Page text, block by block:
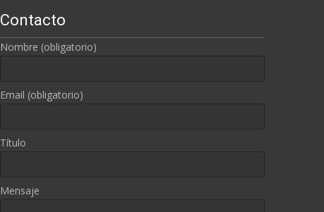
Contacto
Nombre (obligatorio)
Email (obligatorio)
Título
Mensaje